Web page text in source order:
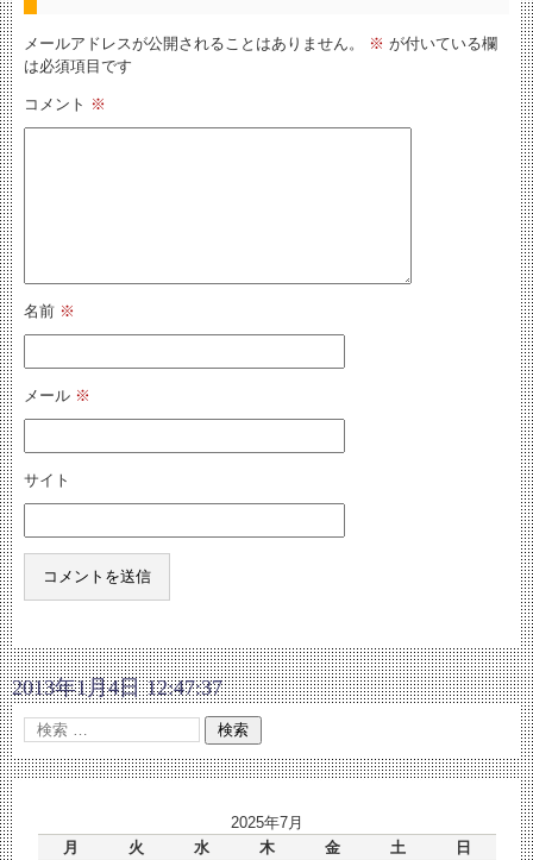
メールアドレスが公開されることはありません。 ※ が付いている欄
は必須項目です
コメント ※
名前 ※
メール ※
サイト
2013年1月4日 12:47:37
2025年7月
月
火 水 木 金 土
日